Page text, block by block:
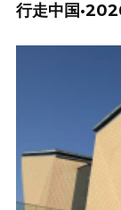
行走中国